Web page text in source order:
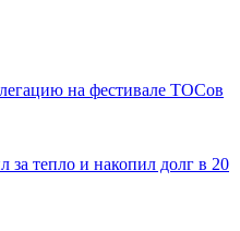
на фестивале ТОСов
за тепло и накопил долг в 20